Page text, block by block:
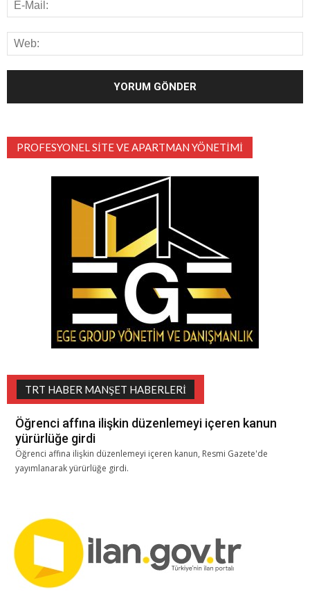
PROFESYONEL SITE VE APARTMAN YÖNETIMI
TRT HABER MANŞET HABERLERI
Öğrenci affına ilişkin düzenlemeyi içeren kanun
yürürlüğe girdi
Öğrenci affına ilişkin düzenlemeyi içeren kanun, Resmi Gazete'de
yayımlanarak yürürlüğe girdi.